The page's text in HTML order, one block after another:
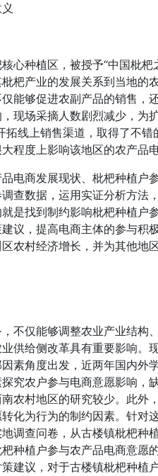
心种植区，被授予“中国枇
杷产业的发展关系到当地的
能够促进农副产品的销售，
现场采摘人数剧烈减少，为
拓线上销售渠道，取得了不
程度上影响该地区的农产品电
电商发展现状、枇杷种植户
查数据，运用实证分析方法
是找到制约影响枇杷种植户
议，提高电商主体的参与积
农村经济增长，并为其他地
不仅能够调整农业产业结构
供给侧改革具有重要影响。
素角度出发，近两年国内外
究农户参与电商意愿影响，
农村地区的研究较少。此外
化为行为的制约因素。针对
调查问卷，从古楼镇枇杷种
种植户参与农产品电商意愿
建议，对于古楼镇枇杷种植